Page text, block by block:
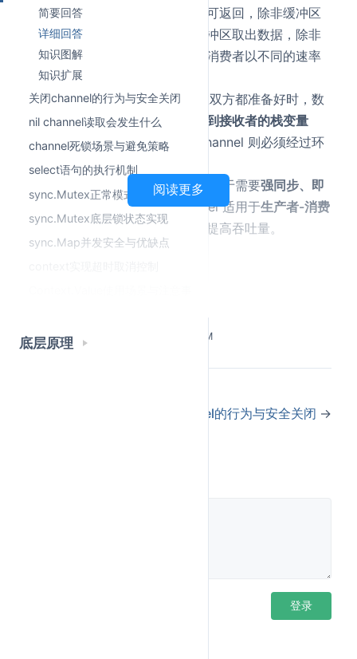
简要回答
详细回答
知识图解
知识扩展
关闭channel的行为与安全关闭
nil channel读取会发生什么
channel死锁场景与避免策略
select语句的执行机制
sync.Mutex正常模式与饥饿模式
sync.Mutex底层锁状态实现
sync.Map并发安全与优缺点
底层原理
送者只需将数据放入缓冲区即可返回，除非缓冲区
已满；同理，接收者只需从缓冲区取出数据，除非
缓冲区为空。这允许生产者和消费者以不同的速率
运行。
实现机制：无缓冲 channel 在双方都准备好时，数
据往往直接从发送者的栈拷贝到接收者的栈变量
中，不经过缓冲区；有缓冲 channel 则必须经过环
形缓冲区的拷贝。
：无缓冲 channel 适用于需要强同步、即
的场景；有缓冲 channel 适用于生产者-消费
者模型，用于平滑突发流量或提高吞吐量。
阅读更多
Last Updated: 5/25/2026, 3:50:35 PM
关闭channel的行为与安全关闭 →
登录